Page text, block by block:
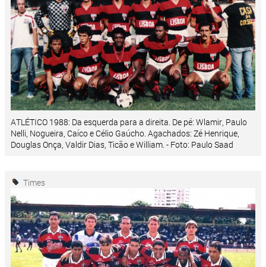
ATLÉTICO 1988: Da esquerda para a direita. De pé: Wlamir, Paulo
Nelli, Nogueira, Caíco e Célio Gaúcho. Agachados: Zé Henrique,
Douglas Onça, Valdir Dias, Ticão e William. - Foto: Paulo Saad
Times